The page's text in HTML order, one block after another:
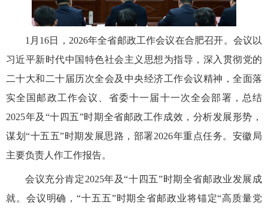
1月16日，2026年全省邮政工作会议在合肥召开。会议以
习近平新时代中国特色社会主义思想为指导，深入贯彻党的
二十大和二十届历次全会及中央经济工作会议精神，全面落
实全国邮政工作会议、省委十一届十一次全会部署，总结
2025年及“十四五”时期全省邮政工作成效，分析发展形势，
谋划“十五五”时期发展思路，部署2026年重点任务。安徽局
主要负责人作工作报告。
会议充分肯定2025年及“十四五”时期全省邮政业发展成
就。会议明确，“十五五”时期全省邮政业将锚定“高质量党